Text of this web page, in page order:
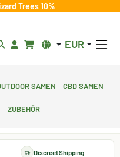
Trees 10%
EUR
Samen CBD Samen
Zubehör
Discreet Shipping